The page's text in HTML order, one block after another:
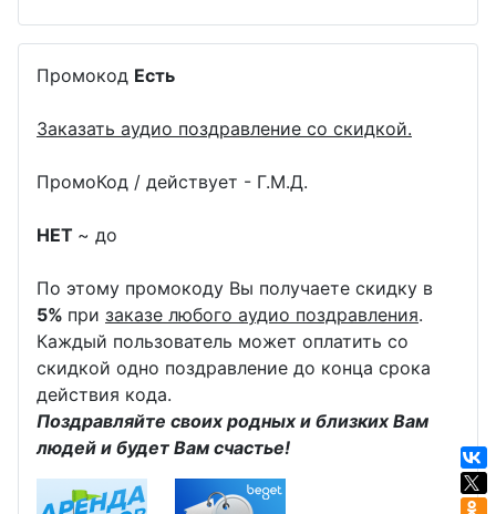
Промокод Есть
Заказать аудио поздравление со скидкой.
ПромоКод / действует - Г.М.Д.
НЕТ ~ до
По этому промокоду Вы получаете скидку в
5% при заказе любого аудио поздравления.
Каждый пользователь может оплатить со
скидкой одно поздравление до конца срока
действия кода.
Поздравляйте своих родных и близких Вам
людей и будет Вам счастье!